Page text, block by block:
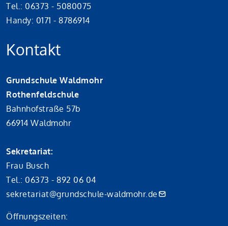
Tel.: 06373 - 5080075
Handy: 0171 - 8786914
Kontakt
Grundschule Waldmohr
Rothenfeldschule
Bahnhofstraße 57b
66914 Waldmohr
Sekretariat:
Frau Busch
Tel.: 06373 - 892 06 04
sekretariat@grundschule-waldmohr.de
Öffnungszeiten: